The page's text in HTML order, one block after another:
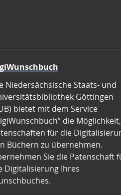
Niedersächsische Staats- und
Göttingen
bietet mit dem Service
die Möglichkeit,
für die
Büchern zu übernehmen.
Sie die Patenschaft
Digitalisierung Ihres